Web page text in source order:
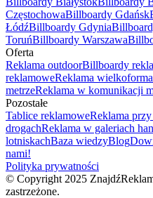
CzęstochowaBillboardy Gdańsk
ŁódźBillboardy Gdynia
ToruńBillboardy Warszawa
Oferta
Reklama outdoorBillboardy
reklamoweReklama
metrzeReklama w komunikacji
Pozostałe
Tablice reklamoweReklama przy
drogachReklama w galeriach
lotniskachBaza wiedzyBlog
nami!
Polityka prywatności
© Copyright 2025
zastrzeżone.